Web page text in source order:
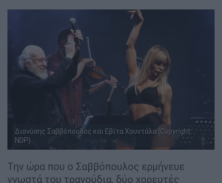
Διονύσης Σαββόπουλος και Εβίτα Χουντάλα (Copyright:
NDP)
Την ώρα που ο Σαββόπουλος ερμήνευε
γνωστά του τραγούδια, δύο χορευτές